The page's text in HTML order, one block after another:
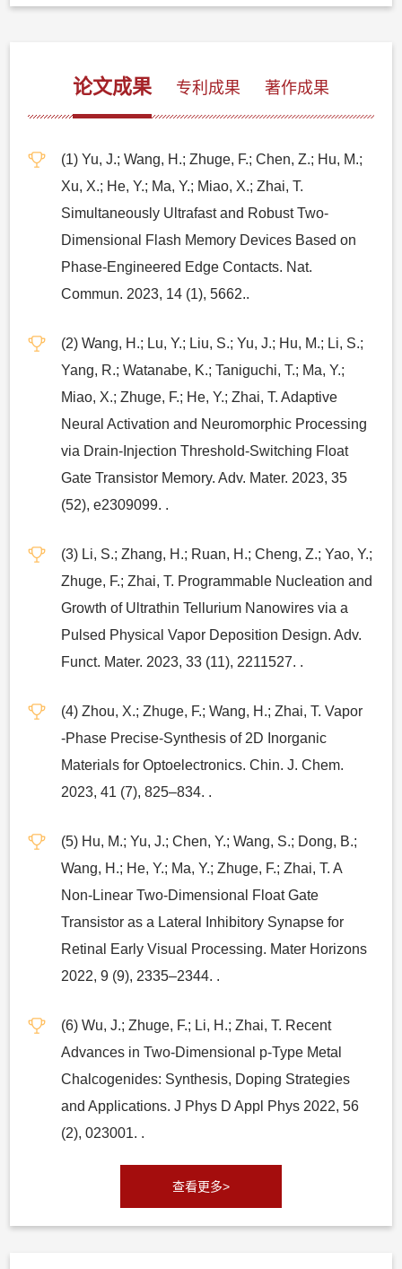
论文成果 专利成果 著作成果
(1) Yu, J.; Wang, H.; Zhuge, F.; Chen, Z.; Hu, M.;
Xu, X.; He, Y.; Ma, Y.; Miao, X.; Zhai, T.
Simultaneously Ultrafast and Robust Two-
Dimensional Flash Memory Devices Based on
Phase-Engineered Edge Contacts. Nat.
Commun. 2023, 14 (1), 5662..
(2) Wang, H.; Lu, Y.; Liu, S.; Yu, J.; Hu, M.; Li, S.;
Yang, R.; Watanabe, K.; Taniguchi, T.; Ma, Y.;
Miao, X.; Zhuge, F.; He, Y.; Zhai, T. Adaptive
Neural Activation and Neuromorphic Processing
via Drain‐Injection Threshold‐Switching Float
Gate Transistor Memory. Adv. Mater. 2023, 35
(52), e2309099. .
(3) Li, S.; Zhang, H.; Ruan, H.; Cheng, Z.; Yao, Y.;
Zhuge, F.; Zhai, T. Programmable Nucleation and
Growth of Ultrathin Tellurium Nanowires via a
Pulsed Physical Vapor Deposition Design. Adv.
Funct. Mater. 2023, 33 (11), 2211527. .
(4) Zhou, X.; Zhuge, F.; Wang, H.; Zhai, T. Vapor
‐Phase Precise‐Synthesis of 2D Inorganic
Materials for Optoelectronics. Chin. J. Chem.
2023, 41 (7), 825–834. .
(5) Hu, M.; Yu, J.; Chen, Y.; Wang, S.; Dong, B.;
Wang, H.; He, Y.; Ma, Y.; Zhuge, F.; Zhai, T. A
Non-Linear Two-Dimensional Float Gate
Transistor as a Lateral Inhibitory Synapse for
Retinal Early Visual Processing. Mater Horizons
2022, 9 (9), 2335–2344. .
(6) Wu, J.; Zhuge, F.; Li, H.; Zhai, T. Recent
Advances in Two-Dimensional p-Type Metal
Chalcogenides: Synthesis, Doping Strategies
and Applications. J Phys D Appl Phys 2022, 56
(2), 023001. .
查看更多>